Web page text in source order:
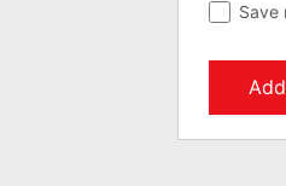
Save